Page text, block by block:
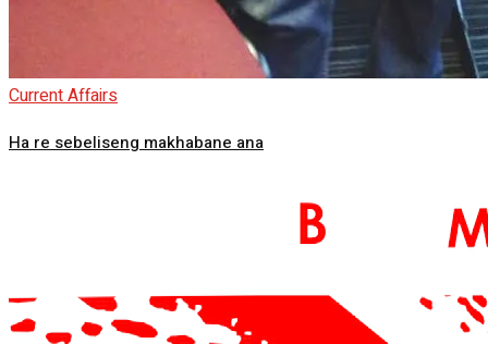
Current Affairs
Ha re sebeliseng makhabane ana